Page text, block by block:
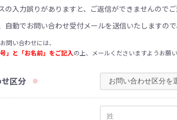
の入力誤りがありますと、ご返信ができませんのでご
自動でお問い合わせ受付メールを送信いたしますので
問い合わせには、
」と「お名前」をご記入の上、メールくださいますようお願い
区分 ※